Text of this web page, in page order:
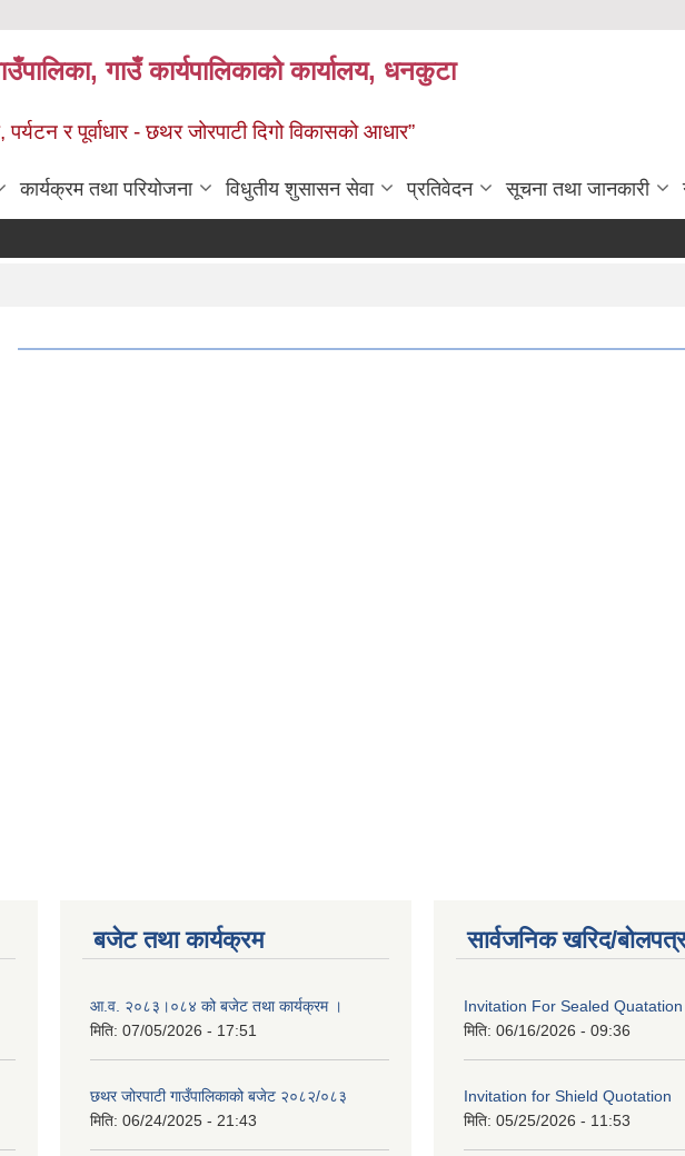
गाउँ कार्यपालिकाको कार्यालय, धनकुटा
पर्यटन र पूर्वाधार - छथर जोरपाटी दिगो विकासको आधार”
कार्यक्रम तथा परियोजना विधुतीय शुसासन सेवा प्रतिवेदन सूचना तथा जानकारी
बजेट तथा कार्यक्रम
आ.व. २०८३।०८४ को बजेट तथा कार्यक्रम ।
मिति: 07/05/2026 - 17:51
छथर जोरपाटी गाउँपालिकाको बजेट २०८२/०८३
मिति: 06/24/2025 - 21:43
सार्वजनिक खरिद/
Invitation For Sealed Quatation
मिति: 06/16/2026 - 09:36
Invitation for Shield Quotation
मिति: 05/25/2026 - 11:53